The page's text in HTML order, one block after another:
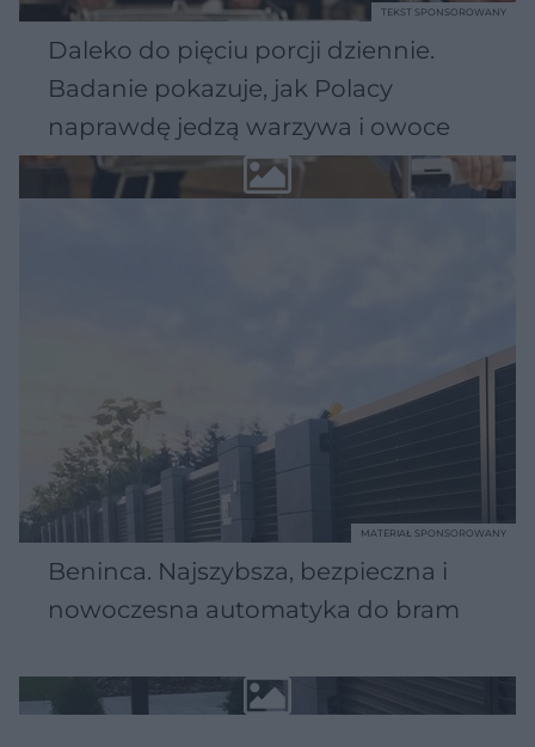
Daleko do pięciu porcji dziennie.
Badanie pokazuje, jak Polacy
naprawdę jedzą warzywa i owoce
TEKST SPONSOROWANY
Beninca. Najszybsza, bezpieczna i
nowoczesna automatyka do bram
MATERIAŁ SPONSOROWANY